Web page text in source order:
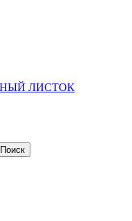
ЛИСТОК